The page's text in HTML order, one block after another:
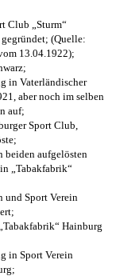
Club „Sturm“
(Quelle:
13.04.1922);
in Vaterländischer
aber noch im selben
auf;
Sport Club,
beiden aufgelösten
„Tabakfabrik“
und Sport Verein
Hainburg
in Sport Verein